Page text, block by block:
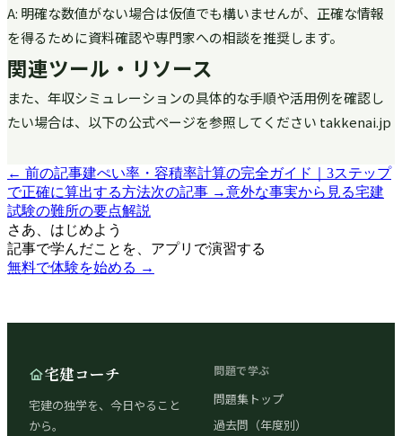
A: 明確な数値がない場合は仮値でも構いませんが、正確な情報
を得るために資料確認や専門家への相談を推奨します。
関連ツール・リソース
また、年収シミュレーションの具体的な手順や活用例を確認し
たい場合は、以下の公式ページを参照してください takkenai.jp
← 前の記事建ぺい率・容積率計算の完全ガイド｜3ステップ
で正確に算出する方法次の記事 →意外な事実から見る宅建
試験の難所の要点解説
さあ、はじめよう
記事で学んだことを、アプリで演習する
無料で体験を始める →
宅建コーチ
宅建の独学を、今日やること
から。
問題で学ぶ
問題集トップ
過去問（年度別）